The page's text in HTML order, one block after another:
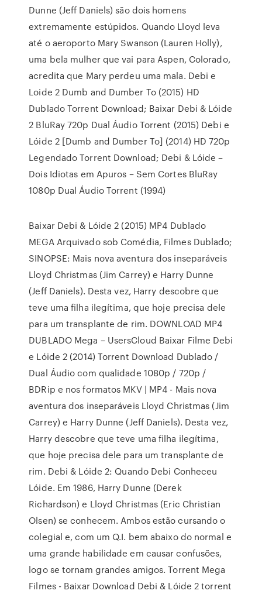
Dunne (Jeff Daniels) são dois homens
extremamente estúpidos. Quando Lloyd leva
até o aeroporto Mary Swanson (Lauren Holly),
uma bela mulher que vai para Aspen, Colorado,
acredita que Mary perdeu uma mala. Debi e
Loide 2 Dumb and Dumber To (2015) HD
Dublado Torrent Download; Baixar Debi & Lóide
2 BluRay 720p Dual Áudio Torrent (2015) Debi e
Lóide 2 [Dumb and Dumber To] (2014) HD 720p
Legendado Torrent Download; Debi & Lóide –
Dois Idiotas em Apuros – Sem Cortes BluRay
1080p Dual Áudio Torrent (1994)
Baixar Debi & Lóide 2 (2015) MP4 Dublado
MEGA Arquivado sob Comédia, Filmes Dublado;
SINOPSE: Mais nova aventura dos inseparáveis
Lloyd Christmas (Jim Carrey) e Harry Dunne
(Jeff Daniels). Desta vez, Harry descobre que
teve uma filha ilegítima, que hoje precisa dele
para um transplante de rim. DOWNLOAD MP4
DUBLADO Mega – UsersCloud Baixar Filme Debi
e Lóide 2 (2014) Torrent Download Dublado /
Dual Áudio com qualidade 1080p / 720p /
BDRip e nos formatos MKV | MP4 - Mais nova
aventura dos inseparáveis Lloyd Christmas (Jim
Carrey) e Harry Dunne (Jeff Daniels). Desta vez,
Harry descobre que teve uma filha ilegítima,
que hoje precisa dele para um transplante de
rim. Debi & Lóide 2: Quando Debi Conheceu
Lóide. Em 1986, Harry Dunne (Derek
Richardson) e Lloyd Christmas (Eric Christian
Olsen) se conhecem. Ambos estão cursando o
colegial e, com um Q.I. bem abaixo do normal e
uma grande habilidade em causar confusões,
logo se tornam grandes amigos. Torrent Mega
Filmes - Baixar Download Debi & Lóide 2 torrent